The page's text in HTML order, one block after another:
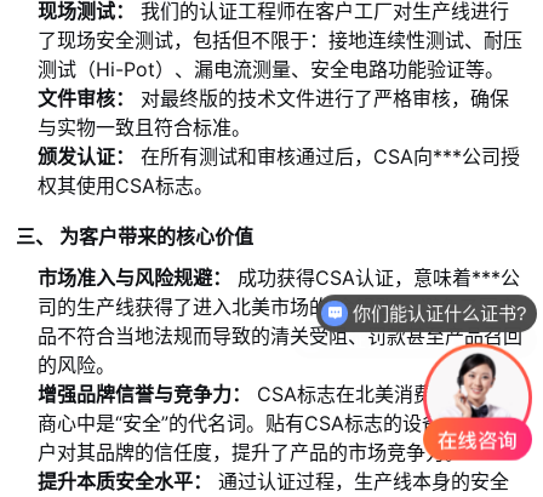
现场测试：
我们的认证工程师在客户工厂对生产线进行
了现场安全测试，包括但不限于：接地连续性测试、耐压
测试（Hi-Pot）、漏电流测量、安全电路功能验证等。
文件审核：
对最终版的技术文件进行了严格审核，确保
与实物一致且符合标准。
颁发认证：
在所有测试和审核通过后，CSA向***公司授
权其使用CSA标志。
三、 为客户带来的核心价值
市场准入与风险规避：
成功获得CSA认证，意味着***公
司的生产线获得了进入北美市场的“金钥匙”，避免了因产
品不符合当地法规而导致的清关受阻、罚款甚至产品召回
的风险。
增强品牌信誉与竞争力：
CSA标志在北美消费者和经销
商心中是“安全”的代名词。贴有CSA标志的设备增强了客
户对其品牌的信任度，提升了产品的市场竞争力。
提升本质安全水平：
通过认证过程，生产线本身的安全
你们能认证什么证书?
认证证书怎么收费的呢？